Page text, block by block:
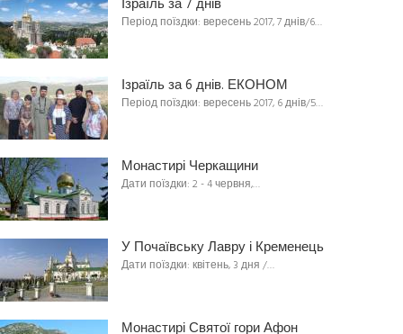
Ізраїль за 7 днів
Період поїздки: вересень 2017, 7 днів/6…
Ізраїль за 6 днів. ЕКОНОМ
Період поїздки: вересень 2017, 6 днів/5…
Монастирі Черкащини
Дати поїздки: 2 - 4 червня,…
У Почаївську Лавру і Кременець
Дати поїздки: квітень, 3 дня /…
Монастирі Святої гори Афон